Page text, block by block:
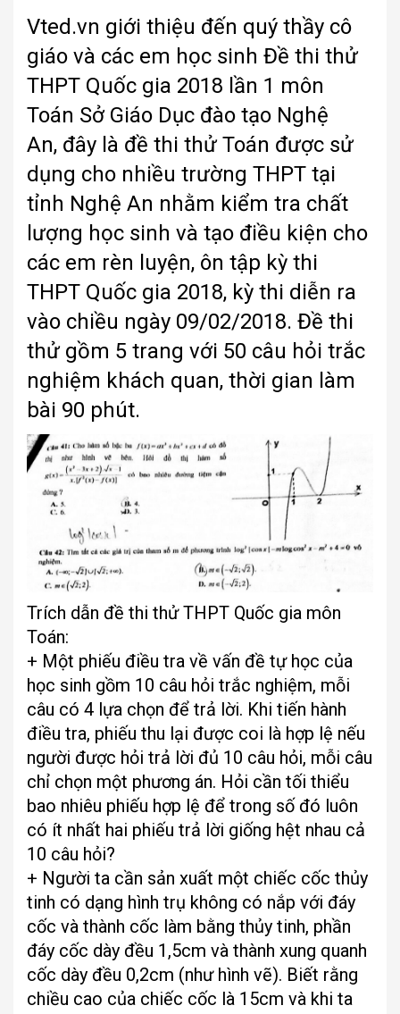
Vted.vn giới thiệu đến quý thầy cô
giáo và các em học sinh Đề thi thử
THPT Quốc gia 2018 lần 1 môn
Toán Sở Giáo Dục đào tạo Nghệ
An, đây là đề thi thử Toán được sử
dụng cho nhiều trường THPT tại
tỉnh Nghệ An nhằm kiểm tra chất
lượng học sinh và tạo điều kiện cho
các em rèn luyện, ôn tập kỳ thi
THPT Quốc gia 2018, kỳ thi diễn ra
vào chiều ngày 09/02/2018. Đề thi
thử gồm 5 trang với 50 câu hỏi trắc
nghiệm khách quan, thời gian làm
bài 90 phút.
Trích dẫn đề thi thử THPT Quốc gia môn
Toán:
+ Một phiếu điều tra về vấn đề tự học của
học sinh gồm 10 câu hỏi trắc nghiệm, mỗi
câu có 4 lựa chọn để trả lời. Khi tiến hành
điều tra, phiếu thu lại được coi là hợp lệ nếu
người được hỏi trả lời đủ 10 câu hỏi, mỗi câu
chỉ chọn một phương án. Hỏi cần tối thiểu
bao nhiêu phiếu hợp lệ để trong số đó luôn
có ít nhất hai phiếu trả lời giống hệt nhau cả
10 câu hỏi?
+ Người ta cần sản xuất một chiếc cốc thủy
tinh có dạng hình trụ không có nắp với đáy
cốc và thành cốc làm bằng thủy tinh, phần
đáy cốc dày đều 1,5cm và thành xung quanh
cốc dày đều 0,2cm (như hình vẽ). Biết rằng
chiều cao của chiếc cốc là 15cm và khi ta